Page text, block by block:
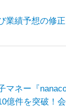
業績予想の修
マネー『
億件を突破！